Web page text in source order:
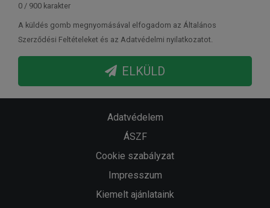
0 / 900 karakter
A küldés gomb megnyomásával elfogadom az Általános
Szerződési Feltételeket és az Adatvédelmi nyilatkozatot.
ELKÜLD
Adatvédelem
ÁSZF
Cookie szabályzat
Impresszum
Kiemelt ajánlataink